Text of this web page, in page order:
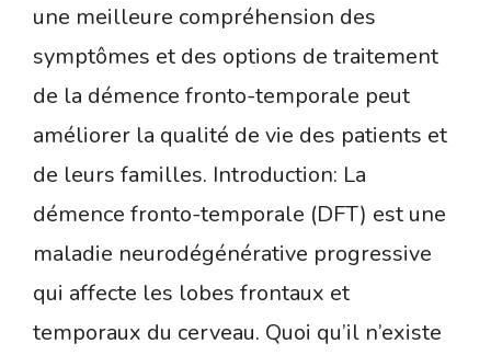
une meilleure compréhension des
symptômes et des options de traitement
de la démence fronto-temporale peut
améliorer la qualité de vie des patients et
de leurs familles. Introduction: La
démence fronto-temporale (DFT) est une
maladie neurodégénérative progressive
qui affecte les lobes frontaux et
temporaux du cerveau. Quoi qu’il n’existe